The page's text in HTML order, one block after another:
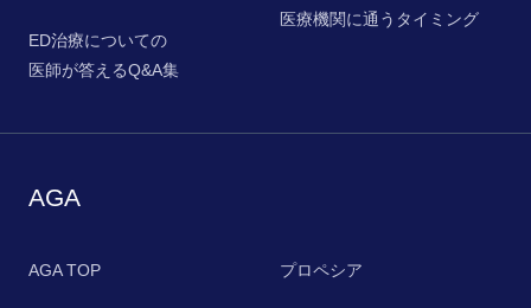
ED治療についての
医師が答えるQ&A集
医療機関に通うタイミング
AGA
AGA TOP プロペシア